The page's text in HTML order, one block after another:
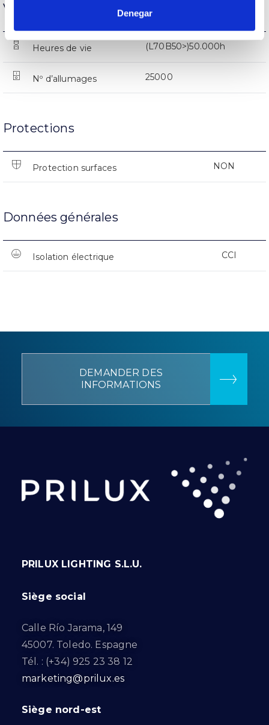
Denegar
Vie
Heures de vie (L70B50>)50.000h
Nº d’allumages 25000
Protections
Protection surfaces NON
Données générales
Isolation électrique CCI
DEMANDER DES
INFORMATIONS
PRILUX LIGHTING S.L.U.
Siège social
Calle Río Jarama, 149
45007. Toledo. Espagne
Tél. : (+34) 925 23 38 12
marketing@prilux.es
Siège nord-est